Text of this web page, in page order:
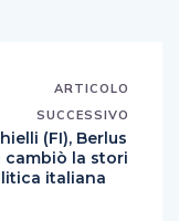
ARTICOLO
SUCCESSIVO
(FI), Berlus
cambiò la stori
italiana